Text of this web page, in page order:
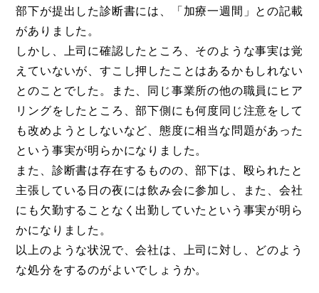
部下が提出した診断書には、「加療一週間」との記載
がありました。
しかし、上司に確認したところ、そのような事実は覚
えていないが、すこし押したことはあるかもしれない
とのことでした。また、同じ事業所の他の職員にヒア
リングをしたところ、部下側にも何度同じ注意をして
も改めようとしないなど、態度に相当な問題があった
という事実が明らかになりました。
また、診断書は存在するものの、部下は、殴られたと
主張している日の夜には飲み会に参加し、また、会社
にも欠勤することなく出勤していたという事実が明ら
かになりました。
以上のような状況で、会社は、上司に対し、どのよう
な処分をするのがよいでしょうか。